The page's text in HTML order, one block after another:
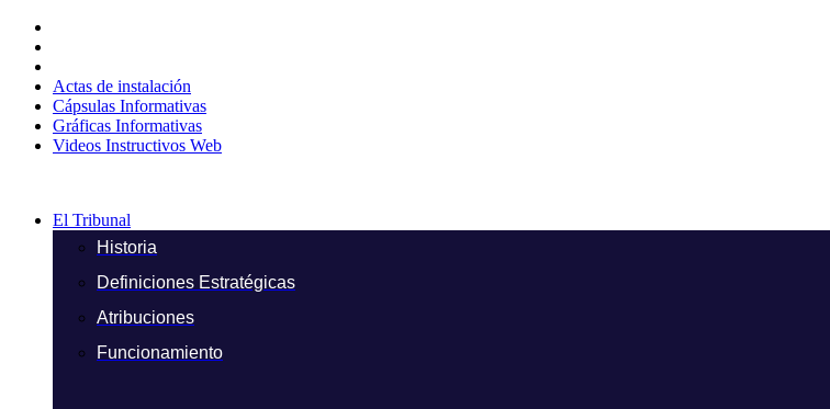
contenido
Actas de instalación
Cápsulas Informativas
Gráficas Informativas
Videos Instructivos Web
El Tribunal
Historia
Definiciones Estratégicas
Atribuciones
Funcionamiento